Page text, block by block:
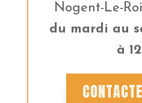
Nogent-Le-
du mardi au
à